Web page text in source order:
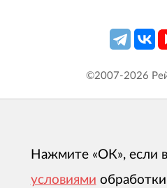
©2007-2026
Нажмите «ОК», если
условиями